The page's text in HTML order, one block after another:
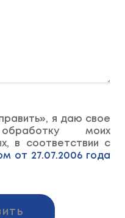
я даю свое
моих
в соответствии с
от 27.07.2006 года